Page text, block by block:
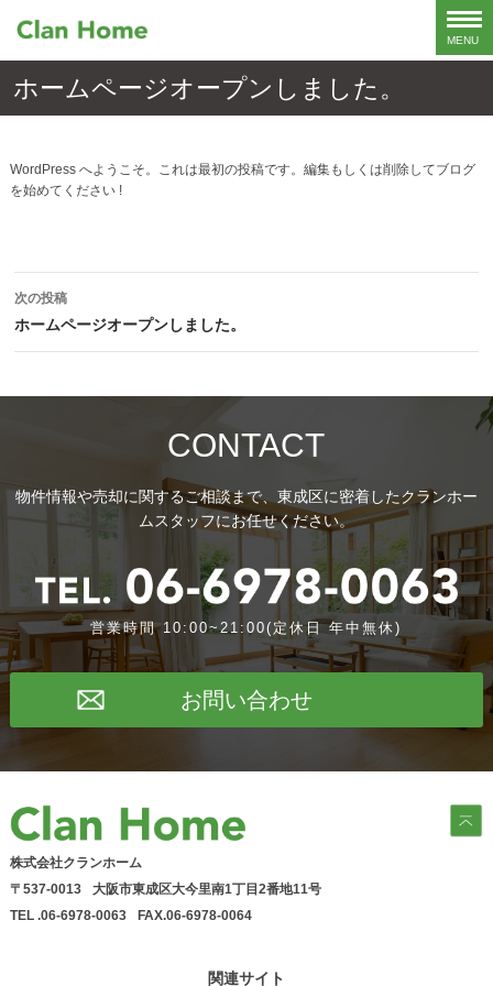
ホームページオープンしました。
WordPress へようこそ。これは最初の投稿です。編集もしくは削除してブログ
を始めてください !
投
稿
ビ
ー
ン
次の投稿
ホームページオープンしました。
CONTACT
物件情報や売却に関するご相談まで、東成区に密着したクランホー
ムスタッフにお任せください。
営業時間 10:00~21:00(定休日 年中無休)
お問い合わせ
株式会社クランホーム
〒537-0013
大阪市東成区大今里南1丁目2番地11号
TEL .06-6978-0063
FAX.06-6978-0064
関連サイト